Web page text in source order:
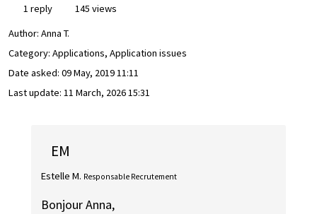
1 reply
145 views
Author: Anna T.
Category: Applications, Application issues
Date asked: 09 May, 2019 11:11
Last update: 11 March, 2026 15:31
EM
Estelle M. Responsable Recrutement
Bonjour Anna,